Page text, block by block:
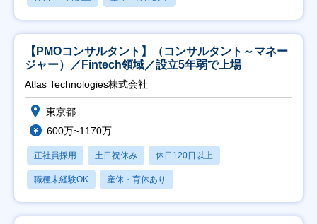
【PMOコンサルタント】（コンサルタント～マネー
ジャー）／Fintech領域／設立5年弱で上場
Atlas Technologies株式会社
東京都
600万~1170万
正社員採用 土日祝休み 休日120日以上
職種未経験OK 産休・育休あり